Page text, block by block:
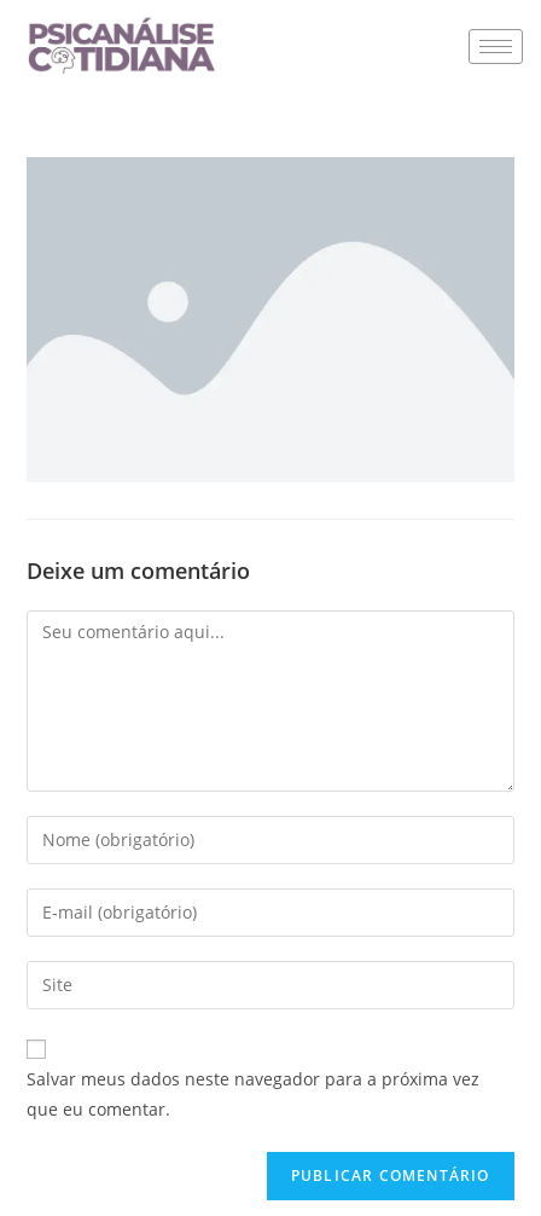
Deixe um comentário
Salvar meus dados neste navegador para a próxima vez
que eu comentar.